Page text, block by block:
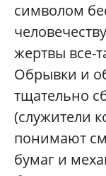
символом
жертвы все-
Обрывки и
тщательно
(служители
понимают
бумаг и